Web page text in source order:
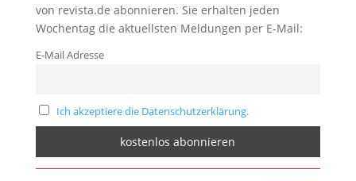
von revista.de abonnieren. Sie erhalten jeden
Wochentag die aktuellsten Meldungen per E-Mail:
E-Mail Adresse
Ich akzeptiere die Datenschutzerklärung.